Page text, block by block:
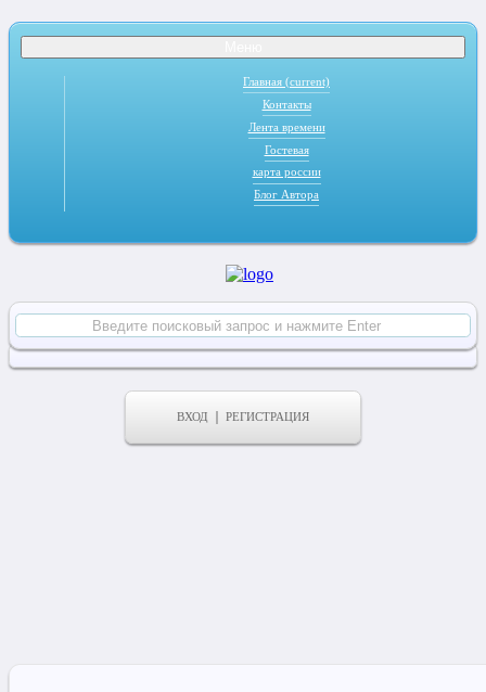
Главная (current)
Контакты
Лента времени
Гостевая
карта россии
Блог Автора
ВХОД РЕГИСТРАЦИЯ